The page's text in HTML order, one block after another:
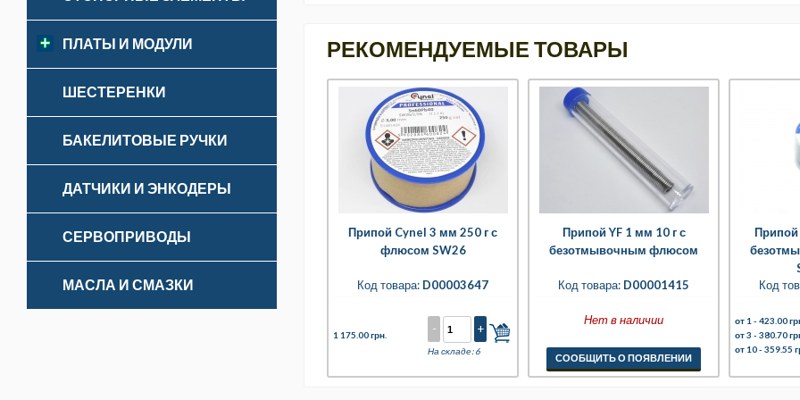
ПЛАТЫ И МОДУЛИ
ШЕСТЕРЕНКИ
БАКЕЛИТОВЫЕ РУЧКИ
ДАТЧИКИ И ЭНКОДЕРЫ
СЕРВОПРИВОДЫ
МАСЛА И СМАЗКИ
РЕКОМЕНДУЕМЫЕ ТОВАРЫ
Припой Cynel 3 мм 250 г с
флюсом SW26
Код товара: D00003647
1 175.00 грн. - +
На складе: 6
Припой YF 1 мм 10 г с
безотмывочным флюсом
Код товара: D00001415
Нет в наличии
СООБЩИТЬ О ПОЯВЛЕНИИ
Припой
Код
от 1 - 423.00
от 3 - 380.70
от 10 - 359.55